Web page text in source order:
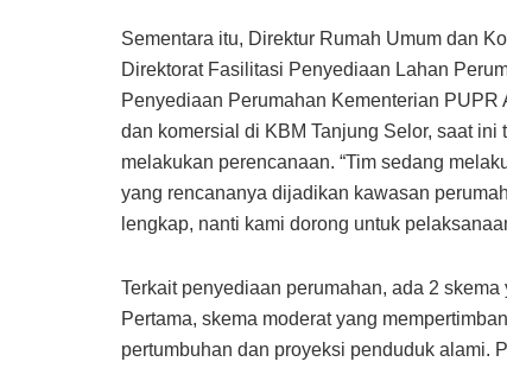
Sementara itu, Direktur Rumah Umum dan
Direktorat Fasilitasi Penyediaan Lahan
Penyediaan Perumahan Kementerian
dan komersial di KBM Tanjung Selor, saat
melakukan perencanaan. “Tim sedang
yang rencananya dijadikan kawasan
lengkap, nanti kami dorong untuk
Terkait penyediaan perumahan, ada 2
Pertama, skema moderat yang
pertumbuhan dan proyeksi penduduk alami.